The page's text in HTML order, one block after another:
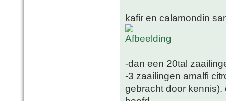
kafir en calamondin
-dan een 20tal
-3 zaailingen amalfi
gebracht door